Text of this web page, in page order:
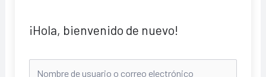
¡Hola, bienvenido de nuevo!